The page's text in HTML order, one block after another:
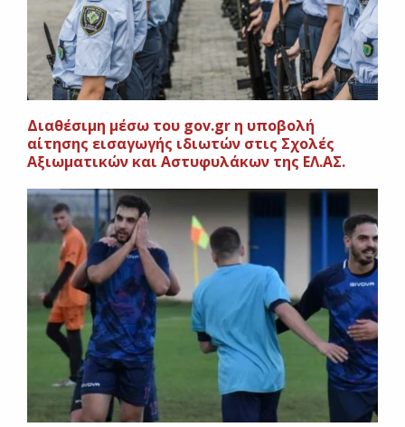
Διαθέσιμη μέσω του gov.gr η υποβολή
αίτησης εισαγωγής ιδιωτών στις Σχολές
Αξιωματικών και Αστυφυλάκων της ΕΛ.ΑΣ.